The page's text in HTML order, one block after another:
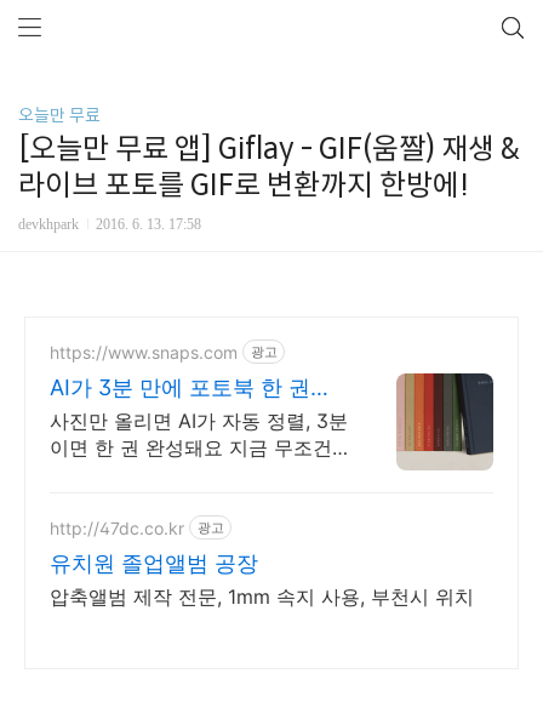
오늘만 무료
[오늘만 무료 앱] Giflay - GIF(움짤) 재생 &
라이브 포토를 GIF로 변환까지 한방에!
devkhpark 2016. 6. 13. 17:58
https://www.snaps.com 광고
AI가 3분 만에 포토북 한 권도
무조건 무료배송
사진만 올리면 AI가 자동 정렬, 3분
이면 한 권 완성돼요 지금 무조건
http://47dc.co.kr 광고
유치원 졸업앨범 공장
압축앨범 제작 전문, 1mm 속지 사용, 부천시 위치